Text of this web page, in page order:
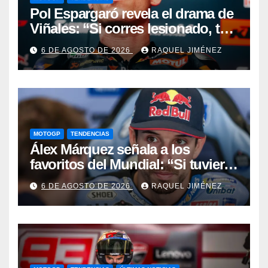
Pol Espargaró revela el drama de
Viñales: “Si corres lesionado, te
juzgan; si no corres,
desapareces”
6 DE AGOSTO DE 2026 RAQUEL JIMÉNEZ
MOTOGP TENDENCIAS
Álex Márquez señala a los
favoritos del Mundial: “Si tuviera
que apostar mi dinero, ya sabéis
por quién sería”
6 DE AGOSTO DE 2026 RAQUEL JIMÉNEZ